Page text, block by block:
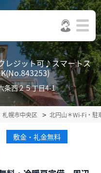
レジット可♪スマートス
条西２５丁目4-1
札幌市中央区 北円山＊Wi-Fi・
敷金・礼金無料